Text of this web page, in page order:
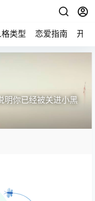
格类型 恋爱指南 开始
明你已经被关进小黑